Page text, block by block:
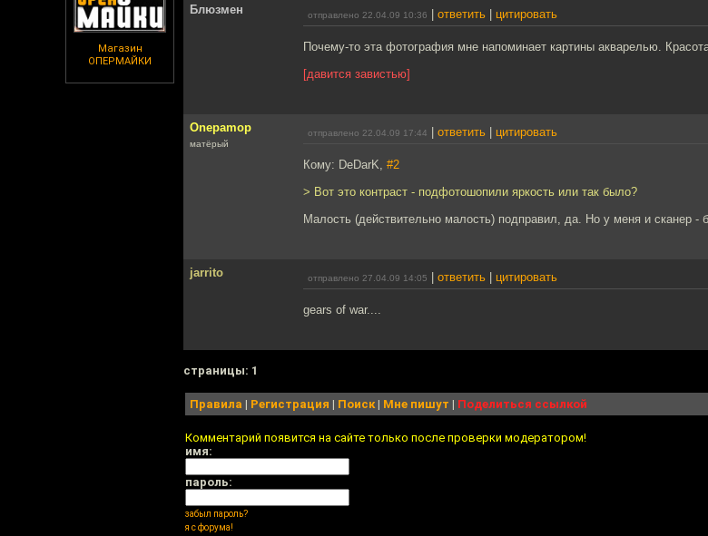
Магазин
ОПЕРМАЙКИ
Блюзмен отправлено 22.04.09 10:36 ответить цитировать
Почему-то эта фотография мне напоминает картины акварелью.
[давится завистью]
Onepamop
матёрый
отправлено 22.04.09 17:44 ответить цитировать
Кому: DeDarK, #2
> Вот это контраст - подфотошопили яркость или так было?
Малость (действительно малость) подправил, да. Но у меня и сканер -
jarrito отправлено 27.04.09 14:05 ответить цитировать
gears of war....
cтраницы: 1
Правила | Регистрация | Поиск| Мне пишут | Поделиться ссылкой
Комментарий появится на сайте только после проверки модератором!
имя:
пароль:
забыл пароль?
я с форума!